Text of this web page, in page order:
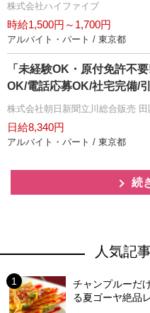
株式会社ハイファイブ
時給1,500円～1,700円
アルバイト・パート / 東京都
「未経験OK・原付免許不
OK/電話応募OK/社宅完備/
株式会社朝日新聞立川総合販売 田
日給8,340円
アルバイト・パート / 東京都
続
人気記
チャンプルーだ
る夏ゴーヤ絶品